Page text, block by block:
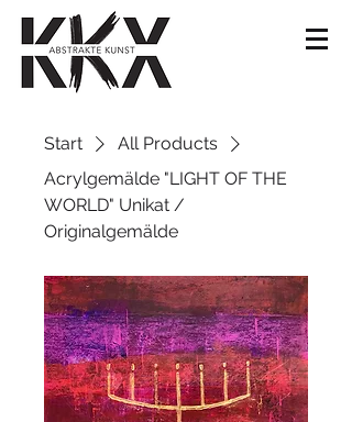
Start
All Products
Acrylgemälde "LIGHT OF THE
WORLD" Unikat /
Originalgemälde